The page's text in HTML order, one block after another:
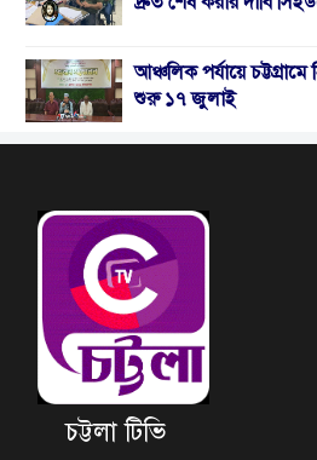
আঞ্চলিক পর্যায়ে
শুরু ১৭ জুলাই
চট্টলা টিভি